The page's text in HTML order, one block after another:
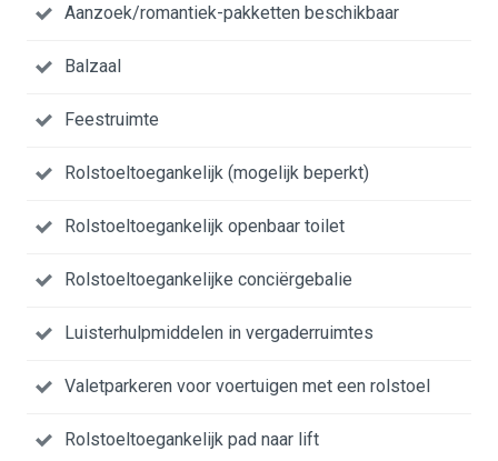
Aanzoek/romantiek-pakketten beschikbaar
Balzaal
Feestruimte
Rolstoeltoegankelijk (mogelijk beperkt)
Rolstoeltoegankelijk openbaar toilet
Rolstoeltoegankelijke conciërgebalie
Luisterhulpmiddelen in vergaderruimtes
Valetparkeren voor voertuigen met een rolstoel
Rolstoeltoegankelijk pad naar lift